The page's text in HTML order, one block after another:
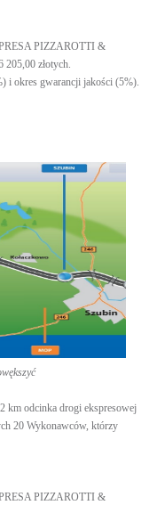
PIZZAROTTI &
205,00 złotych.
i okres gwarancji jakości (5%).
km odcinka drogi ekspresowej
20 Wykonawców, którzy
PIZZAROTTI &